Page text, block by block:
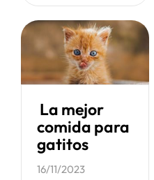
aquí te dejamos
algunas ideas
para hacerle un
queque que
La mejor
comida para
gatitos
16/11/2023